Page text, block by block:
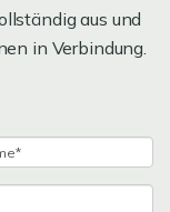
aus und
in Verbindung.